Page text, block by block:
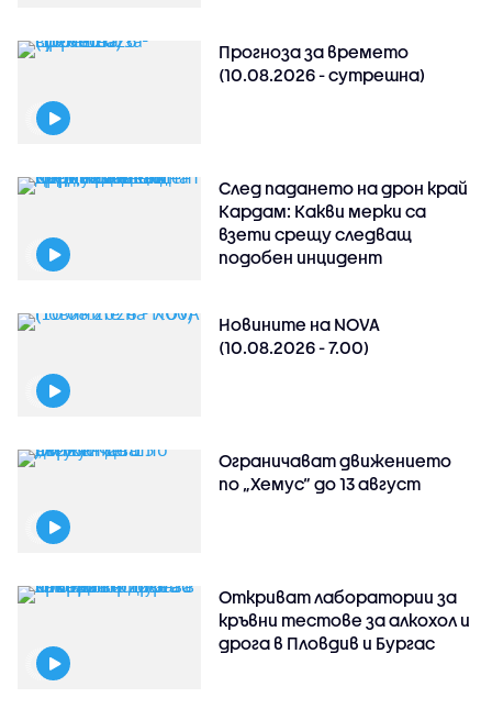
Прогноза за времето
(10.08.2026 - сутрешна)
След падането на дрон край
Кардам: Какви мерки са
взети срещу следващ
подобен инцидент
Новините на NOVA
(10.08.2026 - 7.00)
Ограничават движението
по „Хемус“ до 13 август
Откриват лаборатории за
кръвни тестове за алкохол и
дрога в Пловдив и Бургас